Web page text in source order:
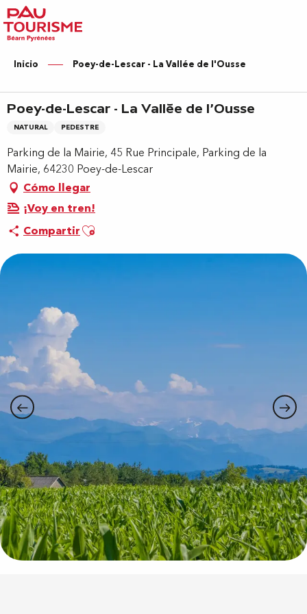
Aller
au
contenu
principal
Inicio Poey-de-Lescar - La Vallée de l'Ousse
Poey-de-Lescar - La Vallée de l'Ousse
NATURAL PEDESTRE
Parking de la Mairie, 45 Rue Principale, Parking de la
Mairie, 64230 Poey-de-Lescar
Cómo llegar
¡Voy en tren!
CompartirAjouter aux favoris